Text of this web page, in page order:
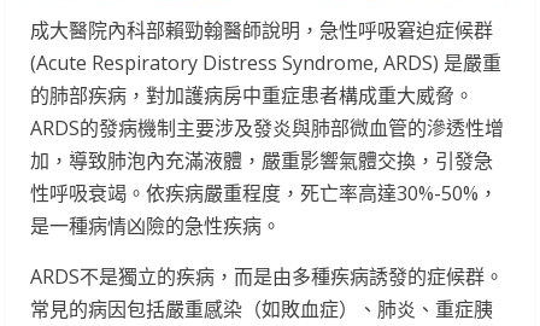
成大醫院內科部賴勁翰醫師說明，急性呼吸窘迫症候群
(Acute Respiratory Distress Syndrome, ARDS) 是嚴重
的肺部疾病，對加護病房中重症患者構成重大威脅。
ARDS的發病機制主要涉及發炎與肺部微血管的滲透性增
加，導致肺泡內充滿液體，嚴重影響氣體交換，引發急
性呼吸衰竭。依疾病嚴重程度，死亡率高達30%-50%，
是一種病情凶險的急性疾病。
ARDS不是獨立的疾病，而是由多種疾病誘發的症候群。
常見的病因包括嚴重感染（如敗血症）、肺炎、重症胰